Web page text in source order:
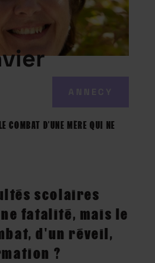
COMBAT D’UNE MÈRE QUI NE
scolaires
fatalité, mais le
d'un réveil,
?